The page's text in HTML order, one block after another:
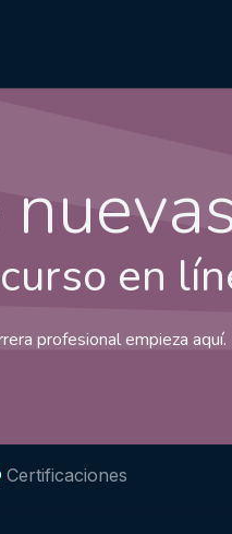
en
profesional empieza aquí.
Certificaciones